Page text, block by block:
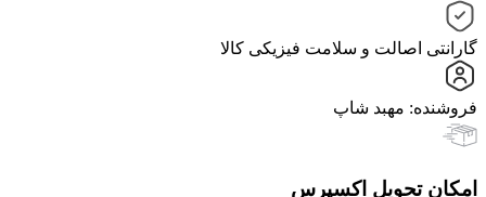
گارانتی اصالت و سلامت فیزیکی کالا
فروشنده: مهبد شاپ
امکان تحویل اکسپرس